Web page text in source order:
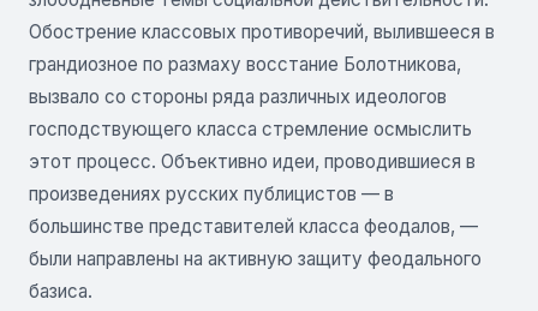
Обострение классовых противоречий, вылившееся в
грандиозное по размаху восстание Болотникова,
вызвало со стороны ряда различных идеологов
господствующего класса стремление осмыслить
этот процесс. Объективно идеи, проводившиеся в
произведениях русских публицистов — в
большинстве представителей класса феодалов, —
были направлены на активную защиту феодального
базиса.